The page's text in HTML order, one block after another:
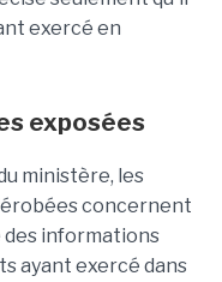
exercé en
exposées
ministère, les
concernent
des informations
ayant exercé dans